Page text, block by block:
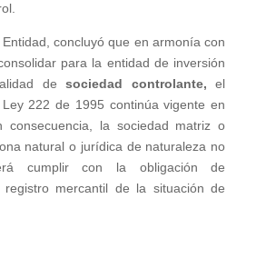
concluyó que en armonía con
para la entidad de inversión
desociedad controlante, el
222 de 1995 continúa vigente en
consecuencia, la sociedad matriz o
natural o jurídica de naturaleza no
cumplir con la obligación de
registro mercantil de la situación de